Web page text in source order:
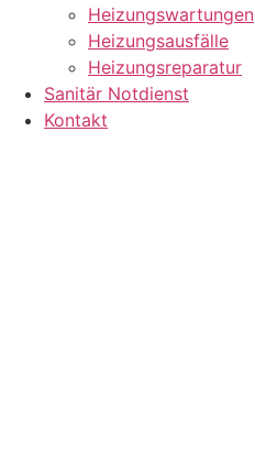
Heizungswartungen
Heizungsausfälle
Heizungsreparatur
Sanitär Notdienst
Kontakt